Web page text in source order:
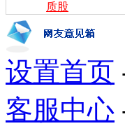
质股
设置首页
客服中心